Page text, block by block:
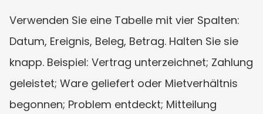
Verwenden Sie eine Tabelle mit vier Spalten:
Datum, Ereignis, Beleg, Betrag. Halten Sie sie
knapp. Beispiel: Vertrag unterzeichnet; Zahlung
geleistet; Ware geliefert oder Mietverhältnis
begonnen; Problem entdeckt; Mitteilung